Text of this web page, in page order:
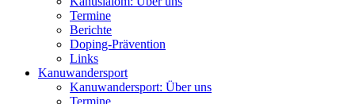
Termine
Berichte
Doping-Prävention
Links
Kanuwandersport
Kanuwandersport: Über uns
Termine